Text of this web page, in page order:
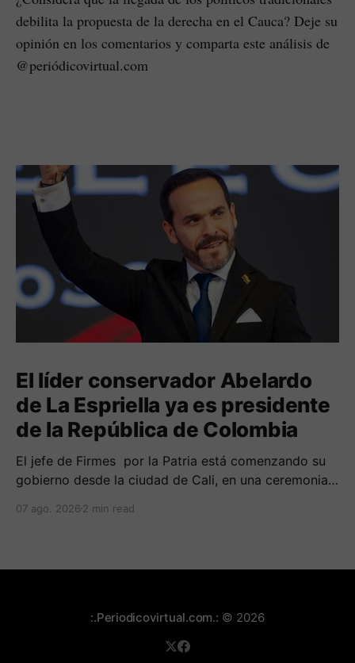
debilita la propuesta de la derecha en el Cauca? Deje su
opinión en los comentarios y comparta este análisis de
@periódicovirtual.com
El líder conservador Abelardo
de La Espriella ya es presidente
de la República de Colombia
El jefe de Firmes por la Patria está comenzando su
gobierno desde la ciudad de Cali, en una ceremonia
gobiernos conservadores.
07 ago. 2026 2 min read
:.Periodicovirtual.com.: © 2026